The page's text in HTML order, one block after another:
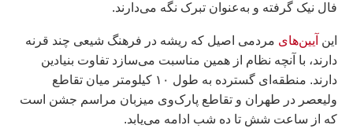
فال نیک گرفته و به‌عنوان تبرک نگه می‌دارند.
این آیین‌های مردمی اصیل که ریشه در فرهنگ شیعی چند قرنه
دارند، با آنچه نظام از همین مناسبت می‌سازد تفاوت بنیادین
دارند. منطقه‌ای گسترده به طول ۱۰ کیلومتر میان تقاطع
ولیعصر در طهران و تقاطع پارک‌وی میزبان مراسم جشن است
که از ساعت شش تا ده شب ادامه می‌یابد.